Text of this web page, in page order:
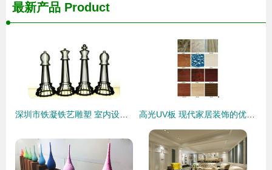
最新产品 Product